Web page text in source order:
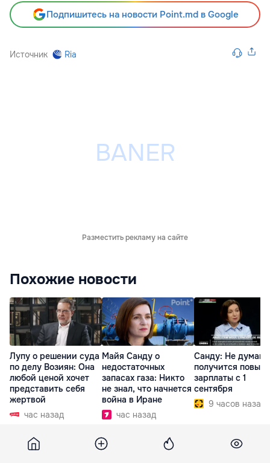
Подпишитесь на новости Point.md в Google
Источник Ria
Разместить рекламу на сайте
Похожие новости
Лупу о решении суда
по делу Возиян: Она
любой ценой хочет
представить себя
жертвой
час назад
Майя Санду о
недостаточных
запасах газа: Никто
не знал, что начнется
война в Иране
час назад
Санду: Не думаю,
получится
зарплаты с 1
сентября
9 часов назад